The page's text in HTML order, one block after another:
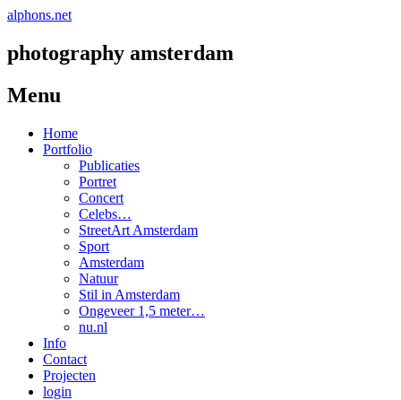
alphons.net
photography amsterdam
Menu
Spring
naar
Home
Portfolio
Publicaties
Portret
Concert
Celebs…
StreetArt Amsterdam
Sport
Amsterdam
Natuur
Stil in Amsterdam
Ongeveer 1,5 meter…
nu.nl
Info
Contact
Projecten
login